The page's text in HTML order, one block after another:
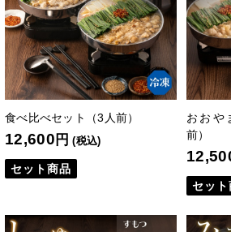
食べ比べセット（3人前）
12,600 円 (税込)
セット商品
おおや
前）
セット